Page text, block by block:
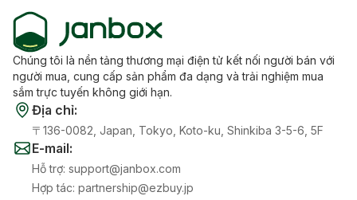
Chúng tôi là nền tảng thương mại điện tử kết nối người bán với
người mua, cung cấp sản phẩm đa dạng và trải nghiệm mua
sắm trực tuyến không giới hạn.
Địa chỉ:
〒136-0082, Japan, Tokyo, Koto-ku, Shinkiba 3-5-6, 5F
E-mail:
Hỗ trợ: support@janbox.com
Hợp tác: partnership@ezbuy.jp